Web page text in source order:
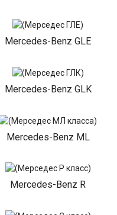
Mercedes-Benz GLE
Mercedes-Benz GLK
Mercedes-Benz ML
Mercedes-Benz R